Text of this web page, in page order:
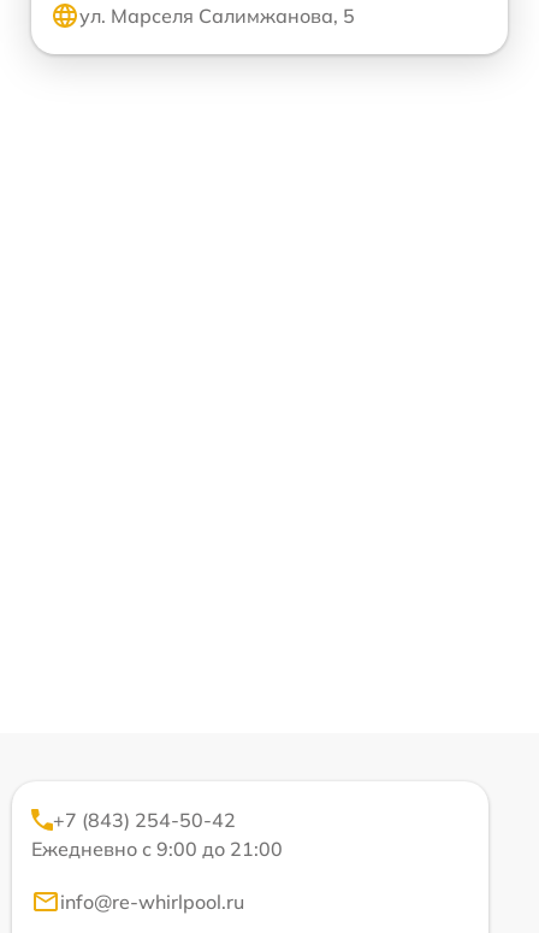
ул. Марселя Салимжанова, 5
+7 (843) 254-50-42
Ежедневно с 9:00 до 21:00
info@re-whirlpool.ru